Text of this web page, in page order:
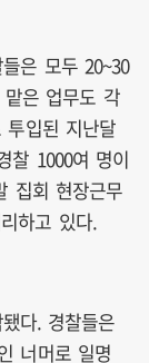
은 모두 20~30
은 업무도 각
투입된 지난달
찰 1000여 명이
집회 현장근무
하고 있다.
다. 경찰들은
너머로 일명